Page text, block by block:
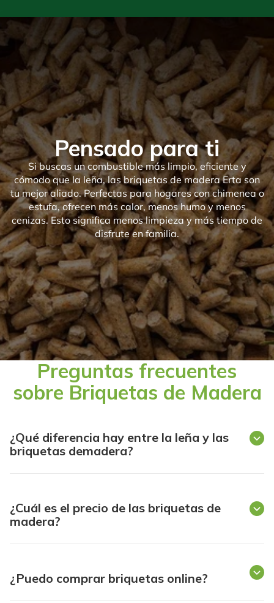
Pensado para ti
Si buscas un combustible más limpio, eficiente y
cómodo que la leña, las briquetas de madera Erta son
tu mejor aliado. Perfectas para hogares con chimenea o
estufa, ofrecen más calor, menos humo y menos
cenizas. Esto significa menos limpieza y más tiempo de
disfrute en familia.
Preguntas frecuentes
sobre Briquetas de Madera
¿Qué diferencia hay entre la leña y las
briquetas demadera?
¿Cuál es el precio de las briquetas de
madera?
¿Puedo comprar briquetas online?